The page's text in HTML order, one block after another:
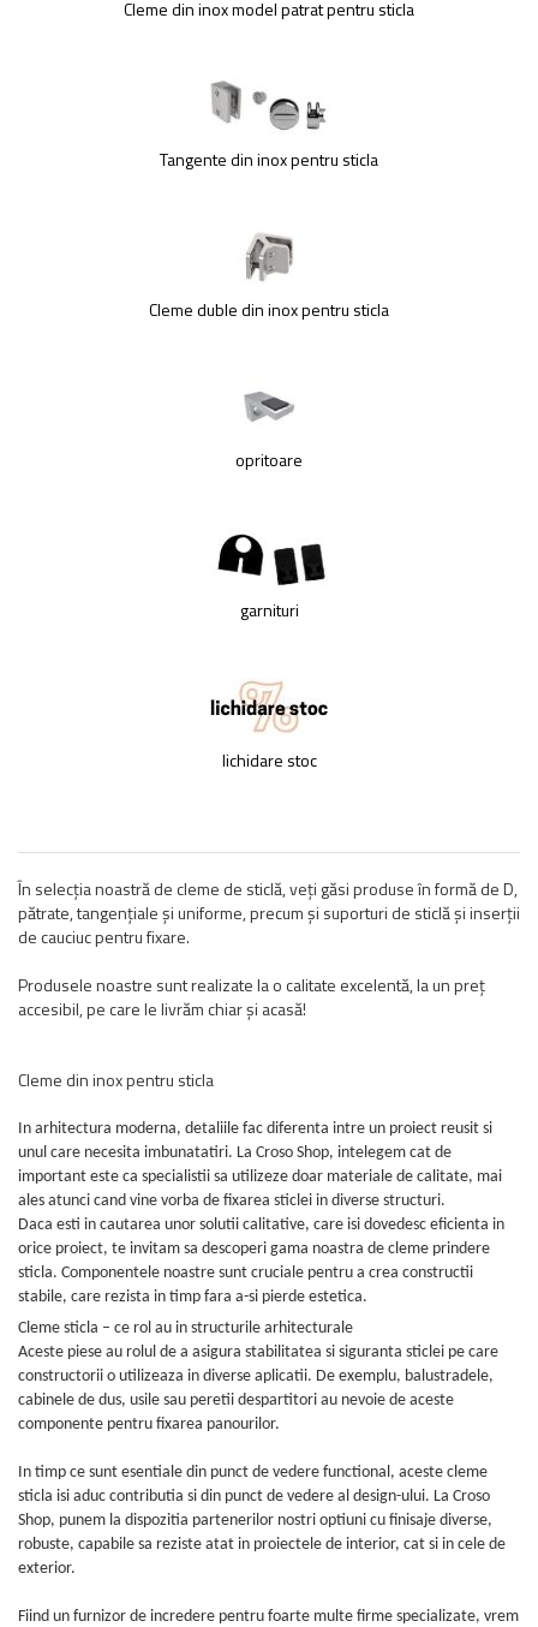
Balustrada inox / metalica
Capace - dopuri capat teava
Montanti echipati balustrada inox
Suport mana curenta balustrada inox
Cleme din inox model patrat pentru sticla
Tangente din inox pentru sticla
Cleme duble din inox pentru sticla
opritoare
garnituri
lichidare stoc
În selecția noastră de cleme de sticlă, veți găsi produse în formă de D,
pătrate, tangenţiale și uniforme, precum și suporturi de sticlă și inserții
de cauciuc pentru fixare.
Produsele noastre sunt realizate la o calitate excelentă, la un preț
accesibil, pe care le livrăm chiar și acasă!
Cleme din inox pentru sticla
In arhitectura moderna, detaliile fac diferenta intre un proiect reusit si
unul care necesita imbunatatiri. La Croso Shop, intelegem cat de
important este ca specialistii sa utilizeze doar materiale de calitate, mai
ales atunci cand vine vorba de fixarea sticlei in diverse structuri.
Daca esti in cautarea unor solutii calitative, care isi dovedesc eficienta in
orice proiect, te invitam sa descoperi gama noastra de cleme prindere
sticla. Componentele noastre sunt cruciale pentru a crea constructii
stabile, care rezista in timp fara a-si pierde estetica.
Cleme sticla – ce rol au in structurile arhitecturale
Aceste piese au rolul de a asigura stabilitatea si siguranta sticlei pe care
constructorii o utilizeaza in diverse aplicatii. De exemplu, balustradele,
cabinele de dus, usile sau peretii despartitori au nevoie de aceste
componente pentru fixarea panourilor.
In timp ce sunt esentiale din punct de vedere functional, aceste cleme
sticla isi aduc contributia si din punct de vedere al design-ului. La Croso
Shop, punem la dispozitia partenerilor nostri optiuni cu finisaje diverse,
robuste, capabile sa reziste atat in proiectele de interior, cat si in cele de
exterior.
Fiind un furnizor de incredere pentru foarte multe firme specializate, vrem